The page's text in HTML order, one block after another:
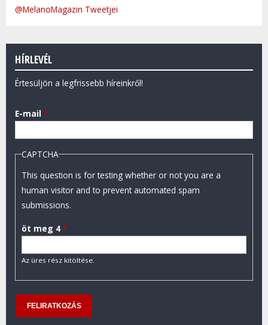
@MelanoMagazin Tweetjei
HÍRLEVÉL
Értesüljön a legfrissebb híreinkről!
E-mail *
CAPTCHA
This question is for testing whether or not you are a
human visitor and to prevent automated spam
submissions.
öt meg 4 *
Az üres rész kitöltése.